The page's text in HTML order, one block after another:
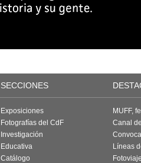
SECCIONES
Exposiciones
Fotografías del CdF
Investigación
Educativa
Catálogo
MUFF,
Canal
Líneas